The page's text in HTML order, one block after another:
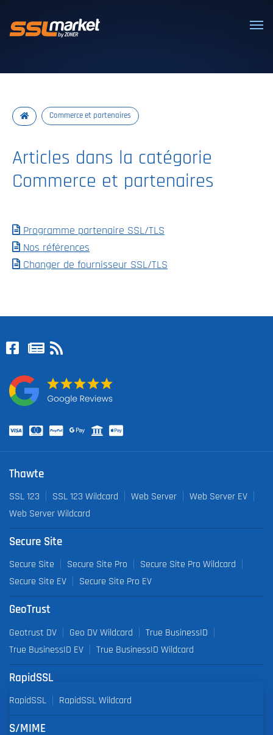
Certificats SSL/TLS de confiance
Commerce et partenaires
Articles dans la catégorie
Commerce et partenaires
Programme partenaire SSL/TLS
Nos références
Changer de fournisseur SSL/TLS
Thawte
SSL 123 SSL 123 Wildcard Web Server
Web Server EV
Web Server Wildcard
Secure Site
Secure Site Secure Site Pro
Secure Site Pro Wildcard
Secure Site EV
Secure Site Pro EV
GeoTrust
Geotrust DV Geo DV Wildcard
True BusinessID
True BusinessID EV
True BusinessID Wildcard
RapidSSL
RapidSSL RapidSSL Wildcard
S/MIME